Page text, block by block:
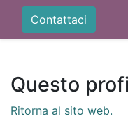
Contattaci
Questo
Ritorna al sito web.